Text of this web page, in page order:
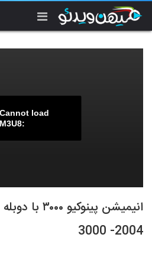
Cannot load
M3U8:
3000 -2004